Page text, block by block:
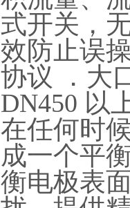
式开关，
效防止误
协议 ．大
DN450 以
在任何时
成一个平
衡电极表